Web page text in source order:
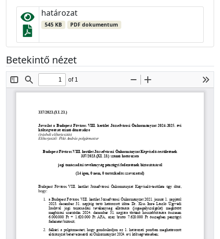
határozat
545 KB PDF dokumentum
Betekintő nézet